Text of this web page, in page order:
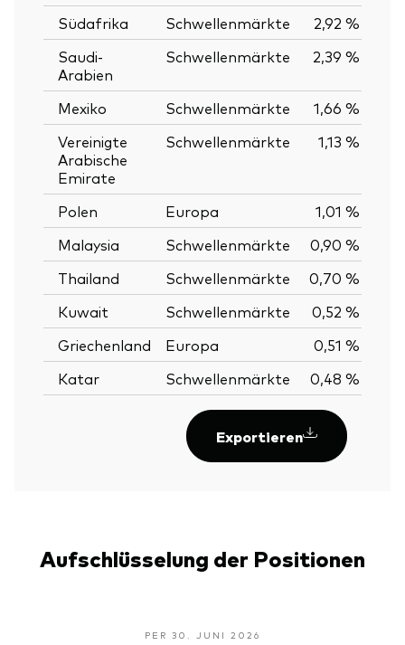
Südafrika
Schwellenmärkte
2,92 %
Saudi-
Arabien
Schwellenmärkte 2,39 %
Mexiko Schwellenmärkte
1,66 %
Vereinigte
Arabische
Emirate
Schwellenmärkte 1,13 %
Polen Europa
1,01 %
Malaysia
Schwellenmärkte
0,90 %
Thailand
Schwellenmärkte
0,70 %
Kuwait
Schwellenmärkte
0,52 %
Griechenland
Europa
0,51 %
Katar
Schwellenmärkte 0,48 %
Exportieren
Aufschlüsselung der Positionen
PER 30. JUNI 2026